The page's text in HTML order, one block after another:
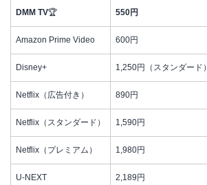
DMM TV🏆 550円
Amazon Prime Video 600円
Disney+ 1,250円（スタンダード）
Netflix（広告付き） 890円
Netflix（スタンダード） 1,590円
Netflix（プレミアム） 1,980円
U-NEXT 2,189円